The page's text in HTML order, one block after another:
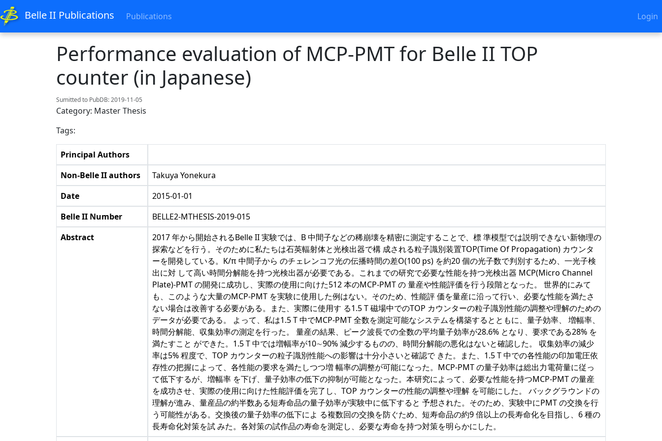
Belle II Publications Publications Login
Performance evaluation of MCP-PMT for Belle II TOP
counter (in Japanese)
Sumitted to PubDB: 2019-11-05
Category: Master Thesis
Tags:
Principal Authors
Non-Belle II authors
Takuya Yonekura
Date
2015-01-01
Belle II Number
BELLE2-MTHESIS-2019-015
Abstract
2017 年から開始されるBelle II 実験では、B 中間子などの稀崩壊を精密に測定することで、標 準模型では説明できない新物理の
探索などを行う。そのために私たちは石英輻射体と光検出器で構 成される粒子識別装置TOP(Time Of Propagation) カウンタ
ーを開発している。K/π 中間子から のチェレンコフ光の伝播時間の差O(100 ps) を約20 個の光子数で判別するため、一光子検
出に対 して高い時間分解能を持つ光検出器が必要である。これまでの研究で必要な性能を持つ光検出器 MCP(Micro Channel
Plate)-PMT の開発に成功し、実際の使用に向けた512 本のMCP-PMT の 量産や性能評価を行う段階となった。 世界的にみて
も、このような大量のMCP-PMT を実験に使用した例はない。そのため、性能評 価を量産に沿って行い、必要な性能を満たさ
ない場合は改善する必要がある。また、実際に使用す る1.5 T 磁場中でのTOP カウンターの粒子識別性能の調整や理解のための
データが必要である。 よって、私は1.5 T 中でMCP-PMT 全数を測定可能なシステムを構築するとともに、量子効率、 増幅率、
時間分解能、収集効率の測定を行った。 量産の結果、ピーク波長での全数の平均量子効率が28.6% となり、要求である28% を
満たすこと ができた。1.5 T 中では増幅率が10∼90% 減少するものの、時間分解能の悪化はないと確認した。 収集効率の減少
率は5% 程度で、TOP カウンターの粒子識別性能への影響は十分小さいと確認で きた。また、1.5 T 中での各性能の印加電圧依
存性の把握によって、各性能の要求を満たしつつ増 幅率の調整が可能になった。MCP-PMT の量子効率は総出力電荷量に従っ
て低下するが、増幅率 を下げ、量子効率の低下の抑制が可能となった。本研究によって、必要な性能を持つMCP-PMT の量産
を成功させ、実際の使用に向けた性能評価を完了し、TOP カウンターの性能の調整や理解 を可能にした。 バックグラウンドの
理解が進み、量産品の約半数ある短寿命品の量子効率が実験中に低下すると 予想された。そのため、実験中にPMT の交換を行
う可能性がある。交換後の量子効率の低下によ る複数回の交換を防ぐため、短寿命品の約9 倍以上の長寿命化を目指し、6 種の
長寿命化対策を試 みた。各対策の試作品の寿命を測定し、必要な寿命を持つ対策を明らかにした。